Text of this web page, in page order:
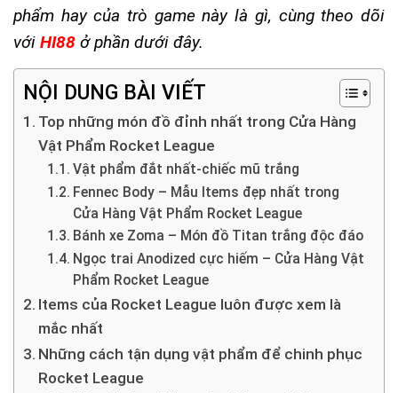
phẩm hay của trò game này là gì, cùng theo dõi
với HI88 ở phần dưới đây.
NỘI DUNG BÀI VIẾT
Top những món đồ đỉnh nhất trong Cửa Hàng
Vật Phẩm Rocket League
Vật phẩm đắt nhất-chiếc mũ trắng
Fennec Body – Mẫu Items đẹp nhất trong
Cửa Hàng Vật Phẩm Rocket League
Bánh xe Zoma – Món đồ Titan trắng độc đáo
Ngọc trai Anodized cực hiếm – Cửa Hàng Vật
Phẩm Rocket League
Items của Rocket League luôn được xem là
mắc nhất
Những cách tận dụng vật phẩm để chinh phục
Rocket League